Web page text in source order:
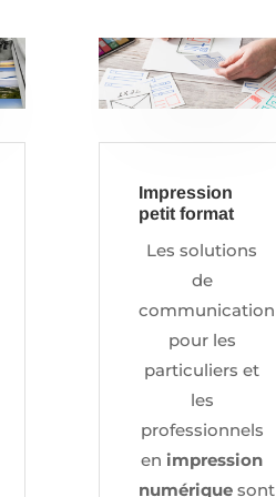
Impression
petit format
Les solutions
de
communication
pour les
particuliers et
les
professionnels
enimpression
numériquesont